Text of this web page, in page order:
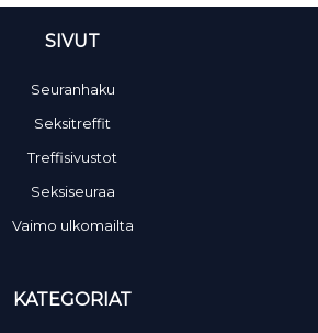
SIVUT
Seuranhaku
Seksitreffit
Treffisivustot
Seksiseuraa
Vaimo ulkomailta
KATEGORIAT